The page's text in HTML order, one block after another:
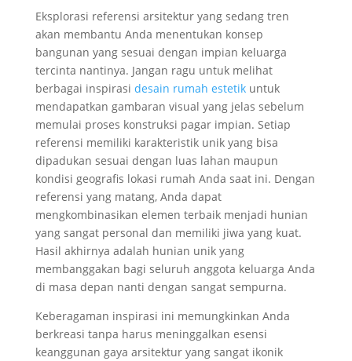
Eksplorasi referensi arsitektur yang sedang tren
akan membantu Anda menentukan konsep
bangunan yang sesuai dengan impian keluarga
tercinta nantinya. Jangan ragu untuk melihat
berbagai inspirasi desain rumah estetikuntuk
mendapatkan gambaran visual yang jelas sebelum
memulai proses konstruksi pagar impian. Setiap
referensi memiliki karakteristik unik yang bisa
dipadukan sesuai dengan luas lahan maupun
kondisi geografis lokasi rumah Anda saat ini. Dengan
referensi yang matang, Anda dapat
mengkombinasikan elemen terbaik menjadi hunian
yang sangat personal dan memiliki jiwa yang kuat.
Hasil akhirnya adalah hunian unik yang
membanggakan bagi seluruh anggota keluarga Anda
di masa depan nanti dengan sangat sempurna.
Keberagaman inspirasi ini memungkinkan Anda
berkreasi tanpa harus meninggalkan esensi
keanggunan gaya arsitektur yang sangat ikonik